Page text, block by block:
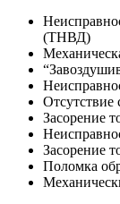
(ТНВД)
Отсутствие
Засорение
Засорение
Поломка